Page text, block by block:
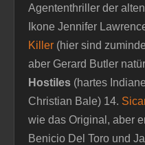
Agententhriller der
Ikone Jennifer
Killer (hier sind
aber Gerard Butler
Hostiles (hartes
Christian Bale) 14.
wie das Original, aber
Benicio Del Toro und